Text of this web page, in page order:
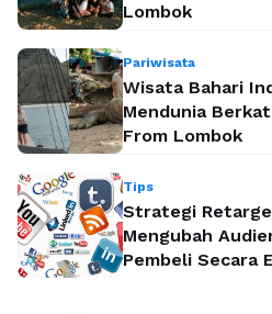
Lombok
Pariwisata
Wisata Bahari
Mendunia
From Lombok
Tips
Strategi
Mengubah
Pembeli Secara